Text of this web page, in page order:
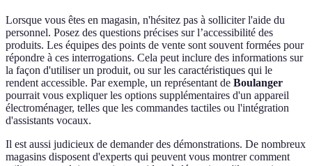
Lorsque vous êtes en magasin, n'hésitez pas à solliciter l'aide du
personnel. Posez des questions précises sur l’accessibilité des
produits. Les équipes des points de vente sont souvent formées pour
répondre à ces interrogations. Cela peut inclure des informations sur
la façon d'utiliser un produit, ou sur les caractéristiques qui le
rendent accessible. Par exemple, un représentant de Boulanger
pourrait vous expliquer les options supplémentaires d'un appareil
électroménager, telles que les commandes tactiles ou l'intégration
d'assistants vocaux.
Il est aussi judicieux de demander des démonstrations. De nombreux
magasins disposent d'experts qui peuvent vous montrer comment